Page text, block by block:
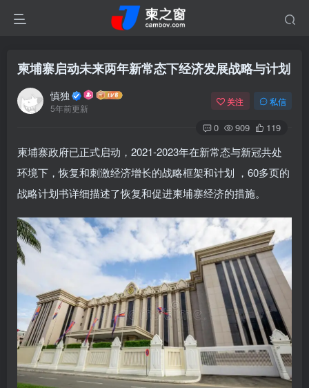
柬埔寨启动未来两年新常态下经济发展战略与计划
慎独
5年前更新
关注 私信
0 909 119
柬埔寨政府已正式启动，2021-2023年在新常态与新冠共处
环境下，恢复和刺激经济增长的战略框架和计划 ，60多页的
战略计划书详细描述了恢复和促进柬埔寨经济的措施。